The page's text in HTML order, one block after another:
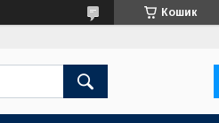
Кошик